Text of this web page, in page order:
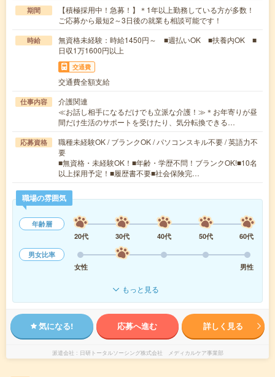
期間
【積極採用中！急募！】＊1年以上勤務している方が多数！
ご応募から最短2～3日後の就業も相談可能です！
時給
無資格未経験：時給1450円～ ■週払いOK ■扶養内OK ■
日収1万1600円以上
交通費
交通費全額支給
仕事内容
介護関連
≪お話し相手になるだけでも立派な介護！≫＊お年寄りが昼
間だけ生活のサポートを受けたり、気分転換できる…
応募資格
職種未経験OK / ブランクOK / パソコンスキル不要 / 英語力不
要
■無資格・未経験OK！■年齢・学歴不問！ブランクOK!■10名
以上採用予定！■履歴書不要■社会保険完…
職場の雰囲気
年齢層
20代
30代 40代 50代
60代
男女比率
女性
男性
もっと見る
気になる! 応募へ進む 詳しく見る
派遣会社 日研トータルソーシング株式会社 メディカルケア事業部